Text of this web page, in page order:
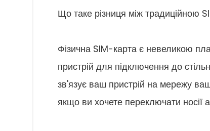
Що таке різниця між традиційною
Фізична SIM-карта є невеликою
пристрій для підключення до
зв'язує ваш пристрій на мережу
якщо ви хочете переключати